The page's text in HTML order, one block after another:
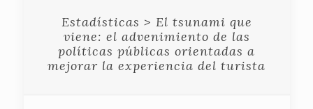
Estadísticas > El tsunami que
viene: el advenimiento de las
políticas públicas orientadas a
mejorar la experiencia del turista